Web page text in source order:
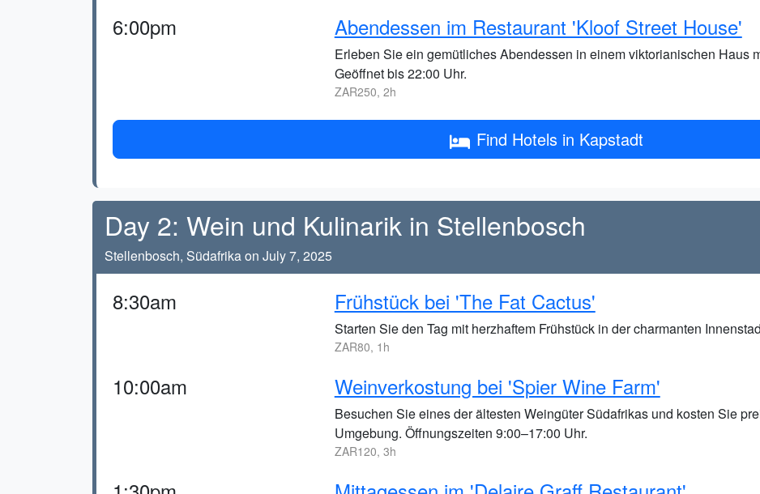
6:00pm Abendessen im Restaurant 'Kloof Street House'
Erleben Sie ein gemütliches Abendessen in einem viktorianischen Haus
Geöffnet bis 22:00 Uhr.
ZAR250, 2h
Find Hotels in Kapstadt
Day 2: Wein und Kulinarik in Stellenbosch
Stellenbosch, Südafrika on July 7, 2025
8:30am Frühstück bei 'The Fat Cactus'
Starten Sie den Tag mit herzhaftem Frühstück in der charmanten
ZAR80, 1h
10:00am Weinverkostung bei 'Spier Wine Farm'
Besuchen Sie eines der ältesten Weingüter Südafrikas und kosten Sie
Umgebung. Öffnungszeiten 9:00–17:00 Uhr.
ZAR120, 3h